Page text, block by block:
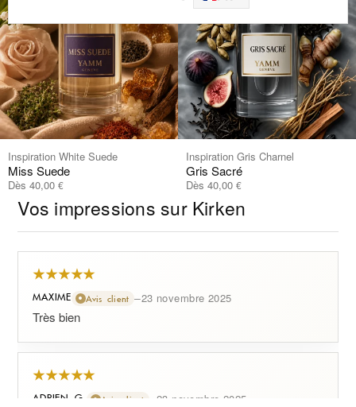
profondeur et son pouvoir de séduction durable.
Découvrez aussi
Pour prolonger cet univers olfactif intense,
découvrez égalementKryptoetCrystal Rouge, deux
fragrances au caractère puissant.
Inspiration White Suede
Miss Suede
Dès 40,00 €
Inspiration Gris Charnel
Gris Sacré
Dès 40,00 €
Vos impressions sur Kirken
MAXIME Avis client –23 novembre 2025
Très bien
ADRIEN G. Avis client 23 novembre 2025